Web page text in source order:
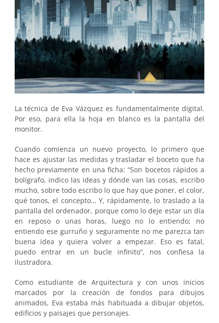
La técnica de Eva Vázquez es fundamentalmente digital.
Por eso, para ella la hoja en blanco es la pantalla del
monitor.
Cuando comienza un nuevo proyecto, lo primero que
hace es ajustar las medidas y trasladar el boceto que ha
hecho previamente en una ficha: “Son bocetos rápidos a
bolígrafo, indico las ideas y dónde van las cosas, escribo
mucho, sobre todo escribo lo que hay que poner, el color,
qué tonos, el concepto… Y, rápidamente, lo traslado a la
pantalla del ordenador, porque como lo deje estar un día
en reposo o unas horas, luego no lo entiendo; no
entiendo ese gurruño y seguramente no me parezca tan
buena idea y quiera volver a empezar. Eso es fatal,
puedo entrar en un bucle infinito”, nos confiesa la
ilustradora.
Como estudiante de Arquitectura y con unos inicios
marcados por la creación de fondos para dibujos
animados, Eva estaba más habituada a dibujar objetos,
edificios y paisajes que personajes.